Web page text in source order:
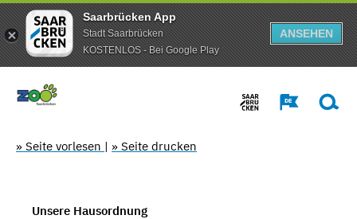
Saarbrücken App
Stadt Saarbrücken
KOSTENLOS - Bei Google Play
ANSEHEN
» Seite vorlesen | » Seite drucken
Unsere Hausordnung